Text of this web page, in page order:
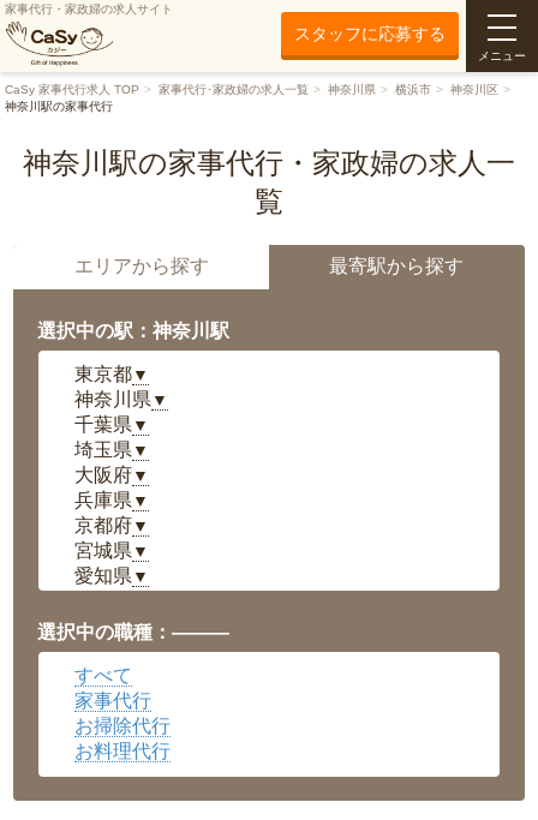
家事代行・家政婦の求人サイト
スタッフに応募する
メニュー
CaSy 家事代行求人 TOP 家事代行･家政婦の求人一覧 神奈川県 横浜市
神奈川区
神奈川駅の家事代行
神奈川駅の家事代行・家政婦の求人一
覧
エリアから探す 最寄駅から探す
選択中の駅：神奈川駅
東京都▼
神奈川県 ▼
千葉県 ▼
埼玉県 ▼
大阪府▼
兵庫県 ▼
京都府▼
宮城県 ▼
愛知県 ▼
岡山県▼
広島県▼
沖縄県
選択中の職種：———
すべて
家事代行
お掃除代行
お料理代行